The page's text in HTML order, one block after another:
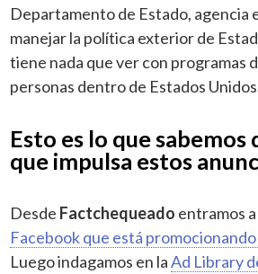
Departamento de Estado, agencia
manejar la política exterior de
tiene nada que ver con programas
personas dentro de Estados
Esto es lo que sabemos
que impulsa estos
Desde Factchequeado entramos a
Facebook que está promocionando
Luego indagamos en laAd Library